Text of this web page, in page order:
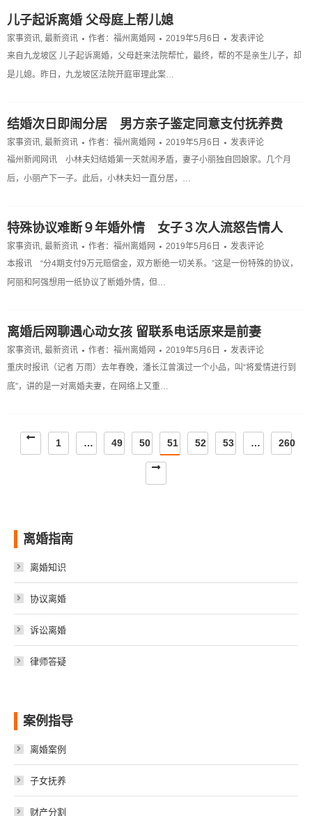
儿子起诉离婚 父母庭上帮儿媳
家事资讯, 最新资讯 作者： 福州离婚网 2019年5月6日
发表评论
来自九龙坡区 儿子起诉离婚，父母赶来法院帮忙，最终，帮的不是亲生儿子，却
是儿媳。昨日，九龙坡区法院开庭审理此案…
结婚次日即闹分居 男方亲子鉴定同意支付抚养费
家事资讯, 最新资讯 作者： 福州离婚网 2019年5月6日
发表评论
福州新闻网讯 小林夫妇结婚第一天就闹矛盾，妻子小丽独自回娘家。几个月
后，小丽产下一子。此后，小林夫妇一直分居，…
特殊协议难断９年婚外情 女子３次人流怒告情人
家事资讯, 最新资讯 作者： 福州离婚网 2019年5月6日
发表评论
本报讯 “分4期支付9万元赔偿金，双方断绝一切关系。”这是一份特殊的协议，
阿丽和阿强想用一纸协议了断婚外情，但…
离婚后网聊遇心动女孩 留联系电话原来是前妻
家事资讯, 最新资讯 作者： 福州离婚网 2019年5月6日
发表评论
重庆时报讯（记者 万雨）去年春晚，潘长江曾演过一个小品，叫“将爱情进行到
底”，讲的是一对离婚夫妻，在网络上又重…
1 … 49 50 51 52 53 … 260
离婚指南
离婚知识
协议离婚
诉讼离婚
律师答疑
案例指导
离婚案例
子女抚养
财产分割